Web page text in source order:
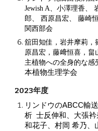
Jewish A 、小澤理香、
郎、
西原昌宏 藤崎
関西部会
舘田知佳，岩井摩莉，
原昌宏，藤﨑恒喜，畠
主植物への全身的な感
本植物生理学会
2023年度
リンドウのABCC輸
析 士反伸和、大張衿
和花子、村岡 希乃、